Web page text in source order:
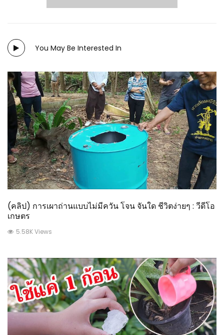
You May Be Interested In
(คลิป) การเผาถ่านแบบไม่มีควัน โจน จันใด ชีวิตง่ายๆ : วีดีโอ
เกษตร
5.58K Views